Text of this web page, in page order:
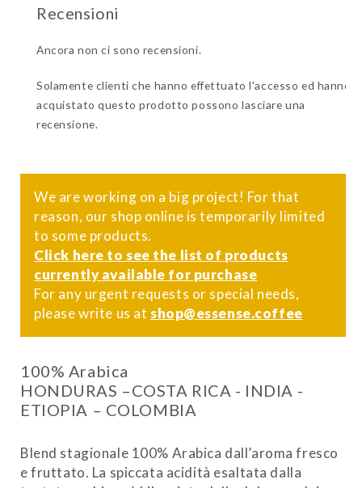
Ancora non ci sono recensioni.
Solamente clienti che hanno effettuato l'accesso ed hanno
acquistato questo prodotto possono lasciare una
recensione.
We are working on a big project! For that
reason, our shop online is temporarily limited
to some products.
Click here to see the list of products
currently available for purchase
For any urgent requests or special needs,
please write us at shop@essense.coffee
100% Arabica
HONDURAS –COSTA RICA - INDIA -
ETIOPIA – COLOMBIA
Blend stagionale 100% Arabica dall’aroma fresco
e fruttato. La spiccata acidità esaltata dalla